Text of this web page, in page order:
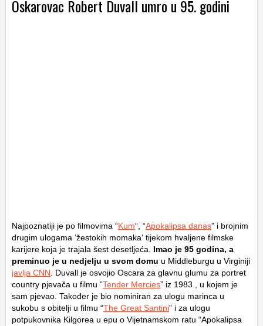
Oskarovac Robert Duvall umro u 95. godini
Najpoznatiji je po filmovima “Kum“, “Apokalipsa danas” i brojnim
drugim ulogama ‘žestokih momaka‘ tijekom hvaljene filmske
karijere koja je trajala šest desetljeća. Imao je 95 godina, a
preminuo je u nedjelju u svom domu u Middleburgu u Virginiji
javlja CNN . Duvall je osvojio Oscara za glavnu glumu za portret
country pjevača u filmu “Tender Mercies” iz 1983., u kojem je
sam pjevao. Također je bio nominiran za ulogu marinca u
sukobu s obitelji u filmu “The Great Santini” i za ulogu
potpukovnika Kilgorea u epu o Vijetnamskom ratu “Apokalipsa